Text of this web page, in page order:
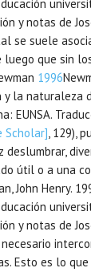
y notas de
se suele
luego que sin
1996
y la naturaleza
: EUNSA.
Scholar], 129),
útil o a una
John Henry.
y notas de
necesario
Esto es lo